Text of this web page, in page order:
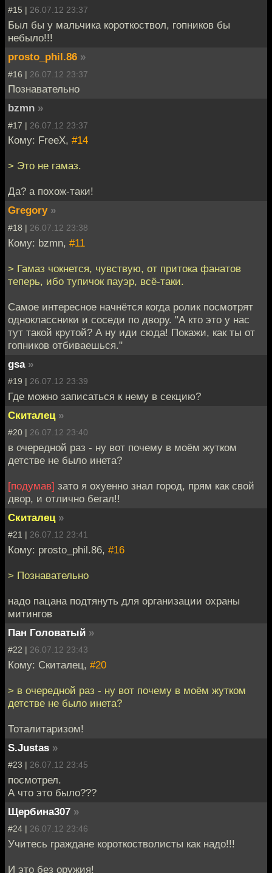
#15 | 26.07.12 23:37
Был бы у мальчика короткоствол, гопников бы
небыло!!!
prosto_phil.86 »
#16 | 26.07.12 23:37
Познавательно
bzmn »
#17 | 26.07.12 23:37
Кому: FreeX, #14
> Это не гамаз.
Да? а похож-таки!
Gregory »
#18 | 26.07.12 23:38
Кому: bzmn, #11
> Гамаз чокнется, чувствую, от притока фанатов
теперь, ибо тупичок пауэр, всё-таки.
Самое интересное начнётся когда ролик посмотрят
одноклассники и соседи по двору. "А кто это у нас
тут такой крутой? А ну иди сюда! Покажи, как ты от
гопников отбиваешься."
gsa »
#19 | 26.07.12 23:39
Где можно записаться к нему в секцию?
Скиталец »
#20 | 26.07.12 23:40
в очередной раз - ну вот почему в моём жутком
детстве не было инета?
[подумав] зато я охуенно знал город, прям как свой
двор, и отлично бегал!!
Скиталец »
#21 | 26.07.12 23:41
Кому: prosto_phil.86, #16
> Познавательно
надо пацана подтянуть для организации охраны
митингов
Пан Головатый »
#22 | 26.07.12 23:43
Кому: Скиталец, #20
> в очередной раз - ну вот почему в моём жутком
детстве не было инета?
Тоталитаризом!
S.Justas »
#23 | 26.07.12 23:45
посмотрел.
А что это было???
Щербина307 »
#24 | 26.07.12 23:46
Учитесь граждане короткостволисты как надо!!!
И это без оружия!